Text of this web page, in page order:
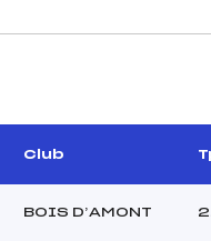
Club
BOIS D’AMONT